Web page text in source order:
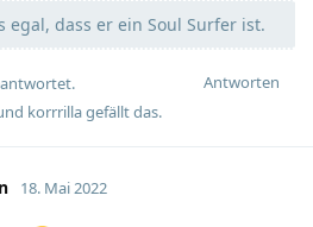
egal, dass er ein Soul Surfer ist.
Antworten
korrrillagefällt das.
18. Mai 2022